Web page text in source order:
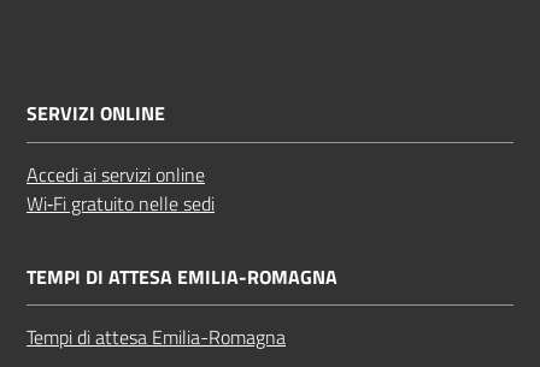
SERVIZI ONLINE
Accedi ai servizi online
Wi‑Fi gratuito nelle sedi
TEMPI DI ATTESA EMILIA-ROMAGNA
Tempi di attesa Emilia-Romagna